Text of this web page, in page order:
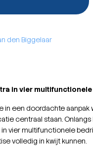
den Biggelaar
in vier
in een doordachte aanpak
centraal staan.
vier multifunctionele
volledig in kwijt kunnen.